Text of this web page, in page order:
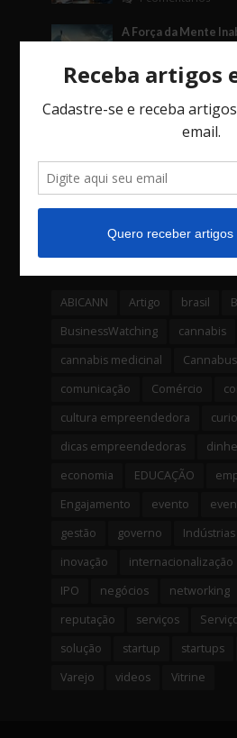
A Força da Mente
3 comentários
Social e o
3 comentários
Bossa Nova
empresa da América
fundo através de
ABICANN Artigo brasil
BusinessWatching
cannabis
cannabis medicinal
comunicação
Comércio
cultura empreendedora
dicas empreendedoras
economia
EDUCAÇÃO
Engajamento
evento
gestão
governo
inovação
internacionalização
IPO
negócios networking
reputação
serviços
solução
startup startups
Varejo
videos Vitrine